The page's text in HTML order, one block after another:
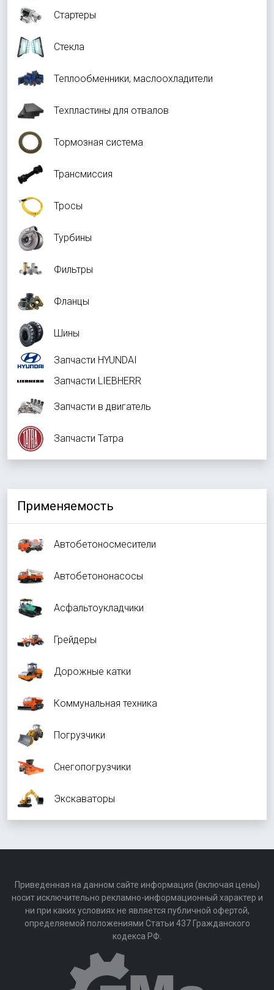
Стартеры
Стекла
Теплообменники, маслоохладители
Техпластины для отвалов
Тормозная система
Трансмиссия
Тросы
Турбины
Фильтры
Фланцы
Шины
Запчасти HYUNDAI
Запчасти LIEBHERR
Запчасти в двигатель
Запчасти Татра
Применяемость
Автобетоносмесители
Автобетононасосы
Асфальтоукладчики
Грейдеры
Дорожные катки
Коммунальная техника
Погрузчики
Снегопогрузчики
Экскаваторы
Приведенная на данном сайте информация (включая цены)
носит исключительно рекламно-информационный характер и
ни при каких условиях не является публичной офертой,
определяемой положениями Статьи 437 Гражданского
кодекса РФ.